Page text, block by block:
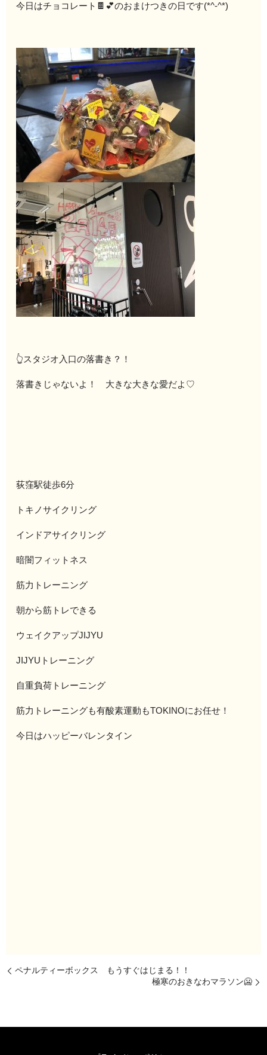
今日はチョコレート🍫💕のおまけつきの日です(*^-^*)
👆スタジオ入口の落書き？！
落書きじゃないよ！ 大きな大きな愛だよ♡
荻窪駅徒歩6分
トキノサイクリング
インドアサイクリング
暗闇フィットネス
筋力トレーニング
朝から筋トレできる
ウェイクアップJIJYU
JIJYUトレーニング
自重負荷トレーニング
筋力トレーニングも有酸素運動もTOKINOにお任せ！
今日はハッピーバレンタイン
ペナルティーボックス もうすぐはじまる！！
極寒のおきなわマラソン🥶